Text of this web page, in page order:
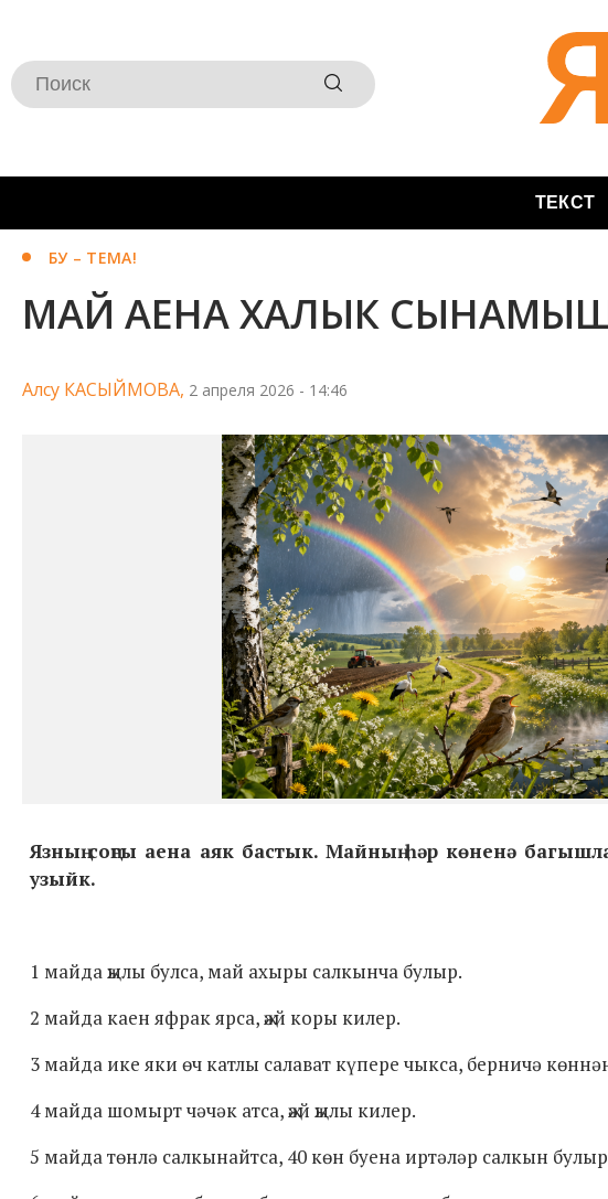
ТЕКСТ
БУ – ТЕМА!
МАЙ АЕНА ХАЛЫК
Алсу КАСЫЙМОВА, 2 апреля 2026 - 14:46
Язның соңгы аена аяк бастык. Майның һәр көненә
узыйк.
1 майда җылы булса, май ахыры салкынча булыр.
2 майда каен яфрак ярса, җәй коры килер.
3 майда ике яки өч катлы салават күпере чыкса, берничә
4 майда шомырт чәчәк атса, җәй җылы килер.
5 майда төнлә салкынайтса, 40 көн буена иртәләр салкын